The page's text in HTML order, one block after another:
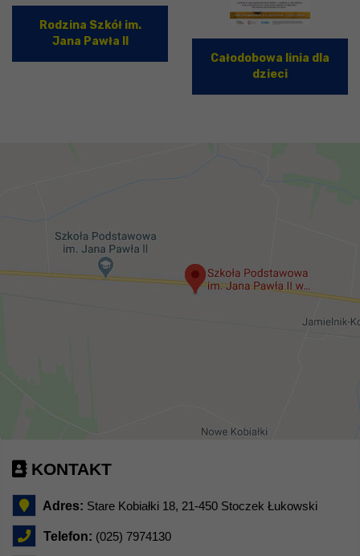
Rodzina Szkół im.
Jana Pawła II
Całodobowa linia dla
dzieci
KONTAKT
Adres: Stare Kobiałki 18, 21-450 Stoczek Łukowski
Telefon: (025) 7974130